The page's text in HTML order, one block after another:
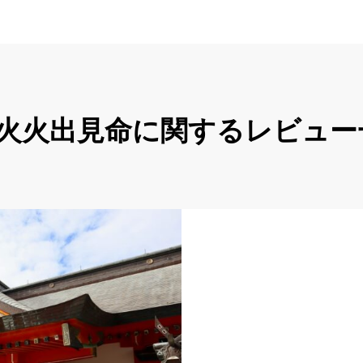
火出見命に関するレビュ